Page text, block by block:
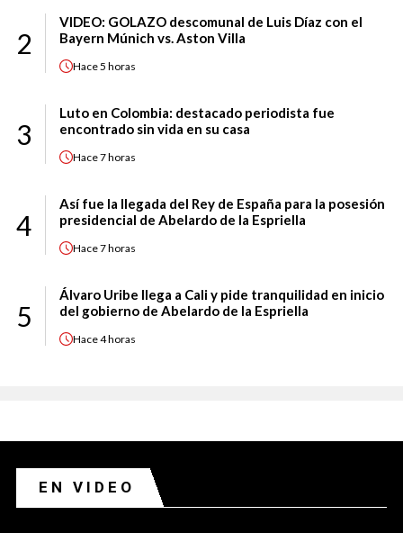
2
VIDEO: GOLAZO descomunal de Luis Díaz con el
Bayern Múnich vs. Aston Villa
Hace5 horas
3
Luto en Colombia: destacado periodista fue
encontrado sin vida en su casa
Hace7 horas
4
Así fue la llegada del Rey de España para la posesión
presidencial de Abelardo de la Espriella
Hace7 horas
5
Álvaro Uribe llega a Cali y pide tranquilidad en inicio
del gobierno de Abelardo de la Espriella
Hace4 horas
EN VIDEO